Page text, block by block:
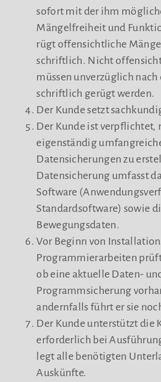
sofort mit der ihm
Mängelfreiheit und
rügt offensichtliche
schriftlich. Nicht
müssen unverzüglich nach
schriftlich gerügt werden.
Der Kunde setzt
Der Kunde ist verpflichtet,
eigenständig
Datensicherungen zu
Datensicherung umfasst
Software
Standardsoftware) sowie
Bewegungsdaten.
Vor Beginn von
Programmierarbeiten
ob eine aktuelle Daten-
Programmsicherung
andernfalls führt er sie
Der Kunde unterstützt die
erforderlich bei
legt alle benötigten
Auskünfte.